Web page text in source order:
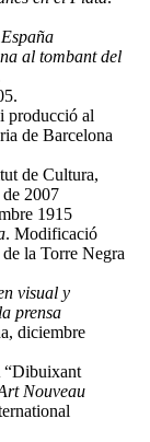
España
al tombant del
producció al
de Barcelona
de Cultura,
2007
1915
. Modificació
la Torre Negra
visual y
prensa
diciembre
Nouveau